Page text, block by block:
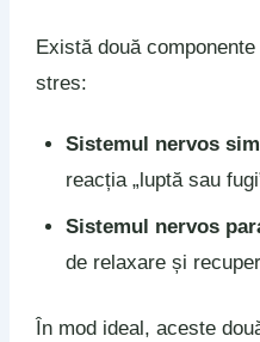
Există două
stres:
Sistemul nervos
reacția „luptă sau
Sistemul nervos
de relaxare și
În mod ideal, aceste